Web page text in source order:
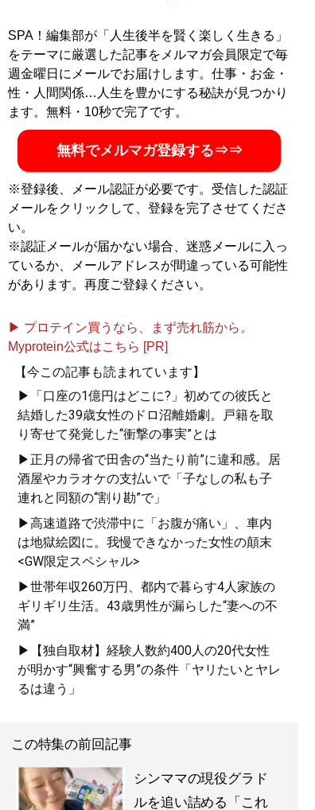
SPA！編集部が「人生後半を賢く楽しく生きる」
をテーマに厳選した記事をメルマガ会員限定で毎
週金曜日にメールでお届けします。仕事・お金・
性・人間関係…人生を豊かにする秘訣が見つかり
ます。無料・10秒で完了です。
無料でメルマガ登録する⇒⇒
※登録後、メール認証が必要です。受信した認証
メールをクリックして、登録を完了させてくださ
い。
※認証メールが届かない場合、迷惑メールに入っ
ているか、メールアドレスが間違っている可能性
があります。再度ご登録ください。
▶ プロテイン買うなら、まず売れ筋から。
Myprotein公式はこちら [PR]
【今この記事も読まれています】
▶「口座の1億円はどこに?」初めての彼氏と
結婚した39歳女性のドロ沼離婚劇。戸籍を取
り寄せて発覚した“衝撃の事実”とは
▶正月の帰省で田舎の“当たり前”に違和感。居
酒屋やカラオケの支払いで「子なしの私も子
連れと同額の“割り勘”で」
▶高速道路で渋滞中に「お腹が痛い」、車内
は地獄絵図に。我慢できなかった女性の顛末
<GW限定スペシャル>
▶世帯年収260万円、都内で暮らす4人家族の
ギリギリ生活。43歳男性が漏らした“妻への不
満”
▶【独自取材】経験人数約400人の20代女性
が明かす“興奮する男”の条件「ヤリたいとヤレ
るは違う」
この特集の前回記事
シンママの現役グラド
ルを追い詰める「これ